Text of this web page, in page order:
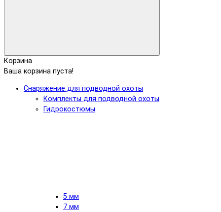
Корзина
Ваша корзина пуста!
Снаряжение для подводной охоты
Комплекты для подводной охоты
Гидрокостюмы
5 мм
7 мм